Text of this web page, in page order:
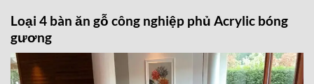
Loại 4 bàn ăn gỗ công nghiệp phủ Acrylic bóng
gương